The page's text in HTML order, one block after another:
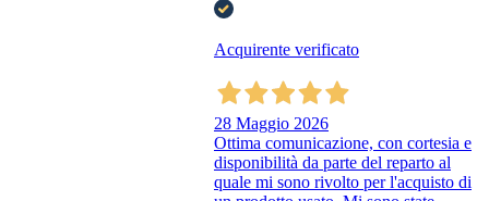
Acquirente verificato
28 Maggio 2026
Ottima comunicazione, con cortesia e
disponibilità da parte del reparto al
quale mi sono rivolto per l'acquisto di